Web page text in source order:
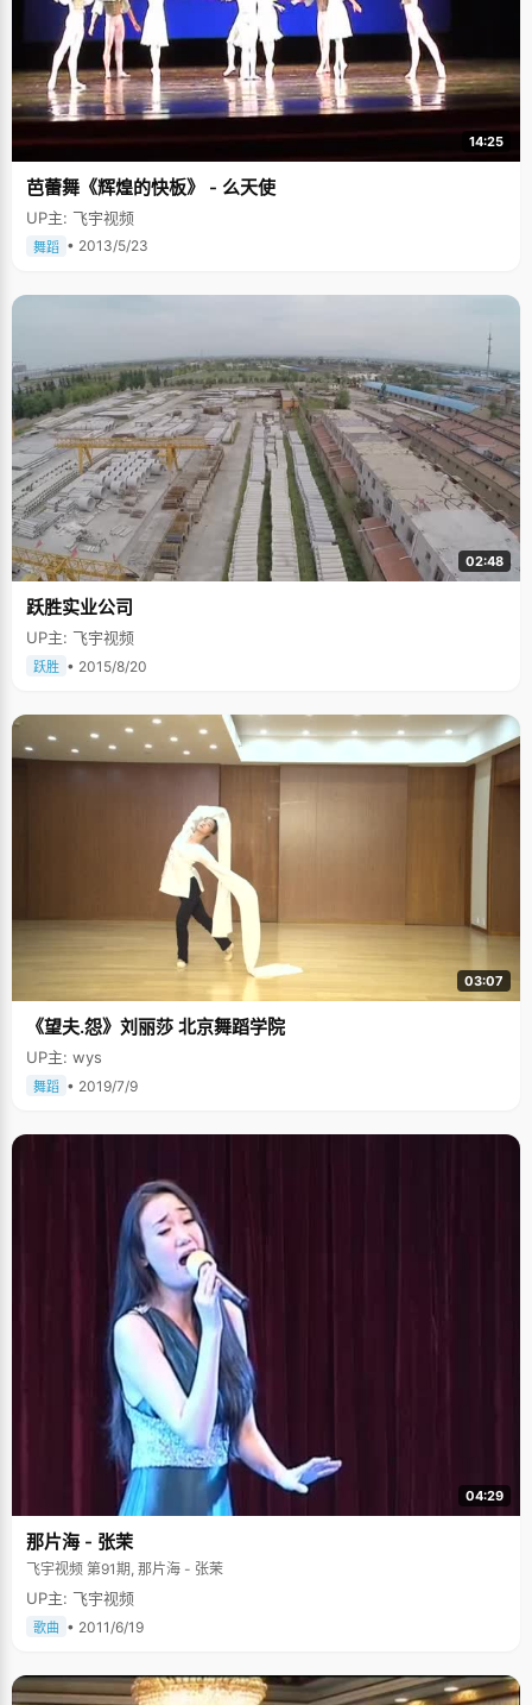
14:25
芭蕾舞《辉煌的快板》 - 么天使
UP主: 飞宇视频
舞蹈 • 2013/5/23
02:48
跃胜实业公司
UP主: 飞宇视频
跃胜 • 2015/8/20
03:07
《望夫.怨》刘丽莎 北京舞蹈学院
UP主: wys
舞蹈 • 2019/7/9
04:29
那片海 - 张茉
飞宇视频 第91期, 那片海 - 张茉
UP主: 飞宇视频
歌曲 • 2011/6/19